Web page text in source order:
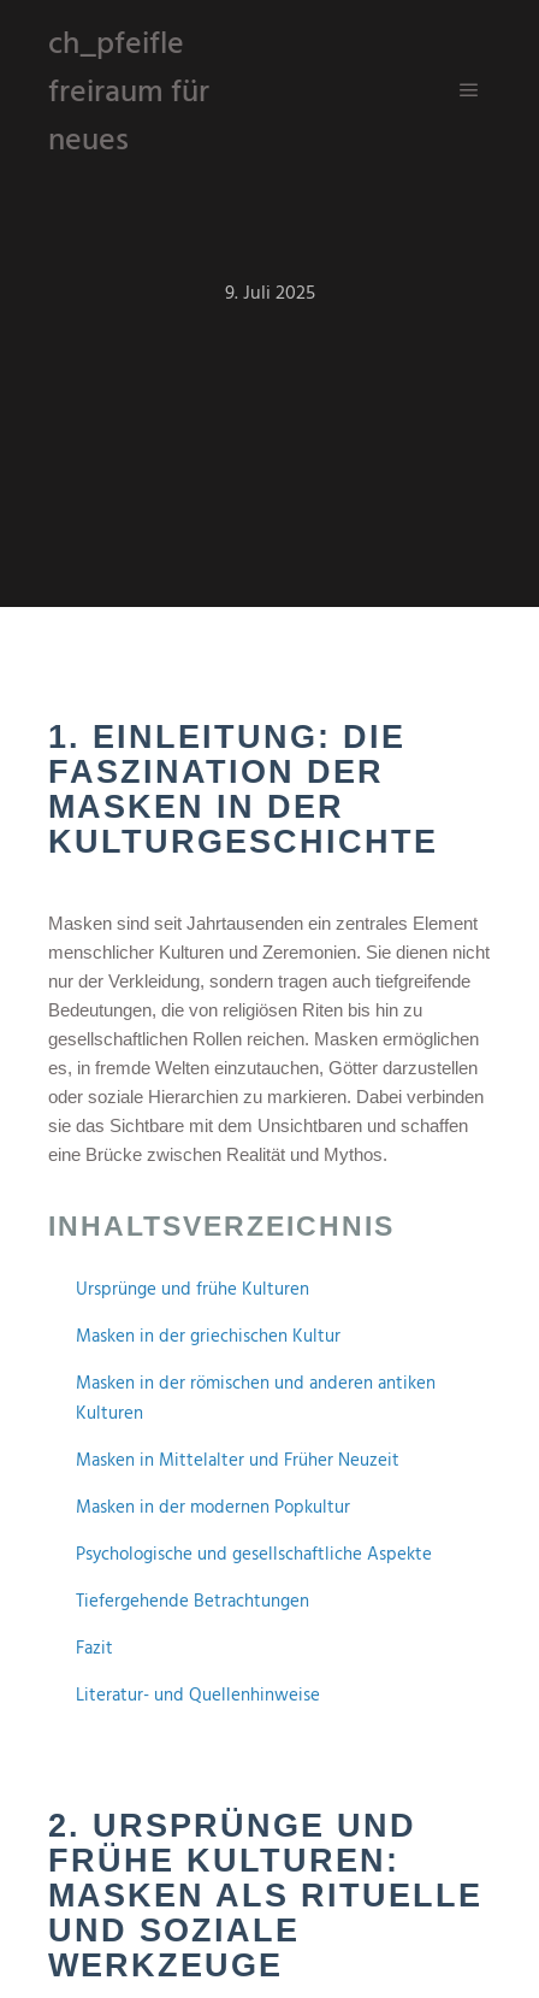
ch_pfeifle
freiraum für
neues
9. Juli 2025
1. EINLEITUNG: DIE
FASZINATION DER
MASKEN IN DER
KULTURGESCHICHTE
Masken sind seit Jahrtausenden ein zentrales Element
menschlicher Kulturen und Zeremonien. Sie dienen nicht
nur der Verkleidung, sondern tragen auch tiefgreifende
Bedeutungen, die von religiösen Riten bis hin zu
gesellschaftlichen Rollen reichen. Masken ermöglichen
es, in fremde Welten einzutauchen, Götter darzustellen
oder soziale Hierarchien zu markieren. Dabei verbinden
sie das Sichtbare mit dem Unsichtbaren und schaffen
eine Brücke zwischen Realität und Mythos.
INHALTSVERZEICHNIS
Ursprünge und frühe Kulturen
Masken in der griechischen Kultur
Masken in der römischen und anderen antiken
Kulturen
Masken in Mittelalter und Früher Neuzeit
Masken in der modernen Popkultur
Psychologische und gesellschaftliche Aspekte
Tiefergehende Betrachtungen
Fazit
Literatur- und Quellenhinweise
2. URSPRÜNGE UND
FRÜHE KULTUREN:
MASKEN ALS RITUELLE
UND SOZIALE
WERKZEUGE